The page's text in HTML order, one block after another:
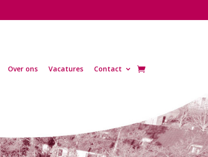
Over ons Vacatures Contact